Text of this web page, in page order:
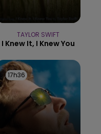
FM
TAYLOR SWIFT
I Knew It, I Knew You
17h36
17h36